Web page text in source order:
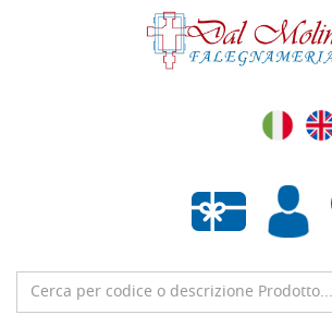
Wishlist vuota